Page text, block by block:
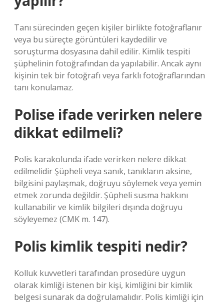
Tanı sürecinden geçen kişiler birlikte fotoğraflanır
veya bu süreçte görüntüleri kaydedilir ve
soruşturma dosyasına dahil edilir. Kimlik tespiti
şüphelinin fotoğrafından da yapılabilir. Ancak aynı
kişinin tek bir fotoğrafı veya farklı fotoğraflarından
tanı konulamaz.
Polise ifade verirken nelere
dikkat edilmeli?
Polis karakolunda ifade verirken nelere dikkat
edilmelidir Şüpheli veya sanık, tanıkların aksine,
bilgisini paylaşmak, doğruyu söylemek veya yemin
etmek zorunda değildir. Şüpheli susma hakkını
kullanabilir ve kimlik bilgileri dışında doğruyu
söyleyemez (CMK m. 147).
Polis kimlik tespiti nedir?
Kolluk kuvvetleri tarafından prosedüre uygun
olarak kimliği istenen bir kişi, kimliğini bir kimlik
belgesi sunarak da doğrulamalıdır. Polis kimliği için